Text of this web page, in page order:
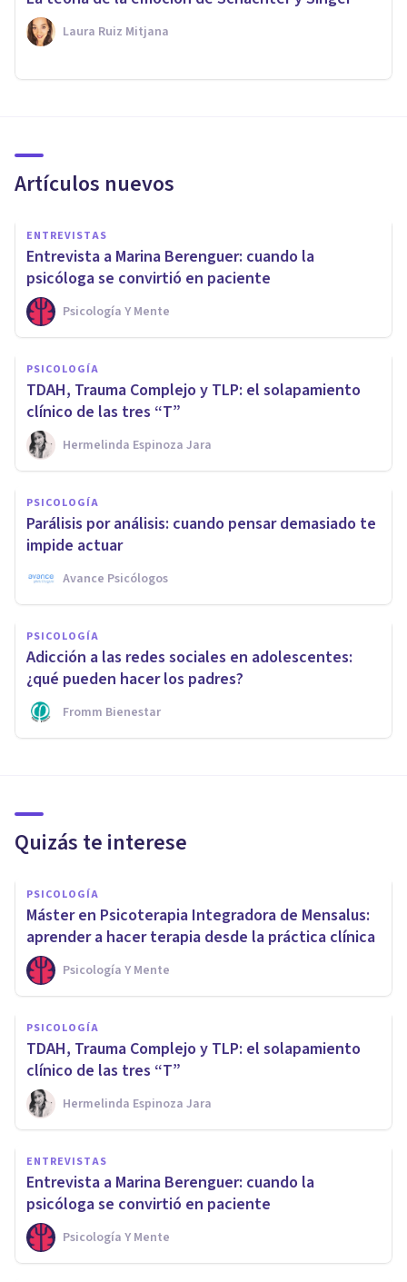
Laura Ruiz Mitjana
Artículos nuevos
ENTREVISTAS
Entrevista a Marina Berenguer: cuando la
psicóloga se convirtió en paciente
Psicología Y Mente
PSICOLOGÍA
TDAH, Trauma Complejo y TLP: el solapamiento
clínico de las tres “T”
Hermelinda Espinoza Jara
PSICOLOGÍA
Parálisis por análisis: cuando pensar demasiado te
impide actuar
Avance Psicólogos
PSICOLOGÍA
Adicción a las redes sociales en adolescentes:
¿qué pueden hacer los padres?
Fromm Bienestar
Quizás te interese
PSICOLOGÍA
Máster en Psicoterapia Integradora de Mensalus:
aprender a hacer terapia desde la práctica clínica
Psicología Y Mente
PSICOLOGÍA
TDAH, Trauma Complejo y TLP: el solapamiento
clínico de las tres “T”
Hermelinda Espinoza Jara
ENTREVISTAS
Entrevista a Marina Berenguer: cuando la
psicóloga se convirtió en paciente
Psicología Y Mente